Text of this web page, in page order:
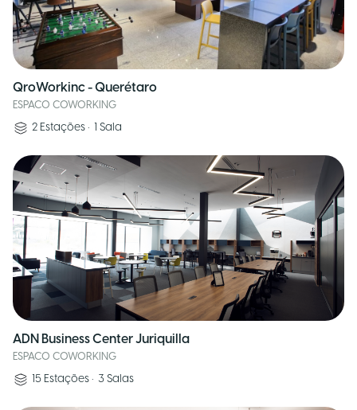
QroWorkinc - Querétaro
ESPACO COWORKING
2 Estações • 1 Sala
ADN Business Center Juriquilla
ESPACO COWORKING
15 Estações • 3 Salas